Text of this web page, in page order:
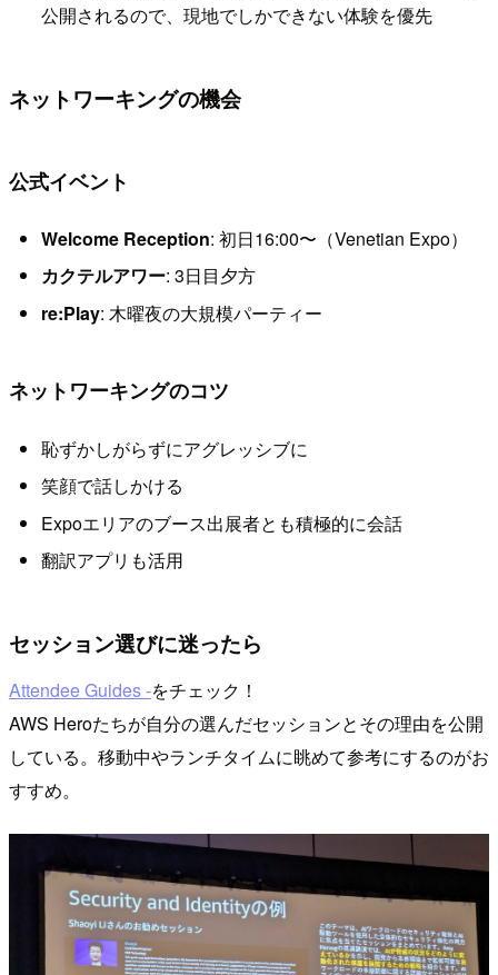
公開されるので、現地でしかできない体験を優先
ネットワーキングの機会
公式イベント
Welcome Reception: 初日16:00〜（Venetian Expo）
カクテルアワー: 3日目夕方
re:Play: 木曜夜の大規模パーティー
ネットワーキングのコツ
恥ずかしがらずにアグレッシブに
笑顔で話しかける
Expoエリアのブース出展者とも積極的に会話
翻訳アプリも活用
セッション選びに迷ったら
Attendee Guides -をチェック！
AWS Heroたちが自分の選んだセッションとその理由を公開
している。移動中やランチタイムに眺めて参考にするのがお
すすめ。